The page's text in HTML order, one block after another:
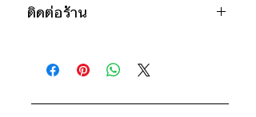
คืน)
ติดต่อร้านเพื่อสอบถามราคา
ติดต่อร้าน
ดูแผนที่ร้าน